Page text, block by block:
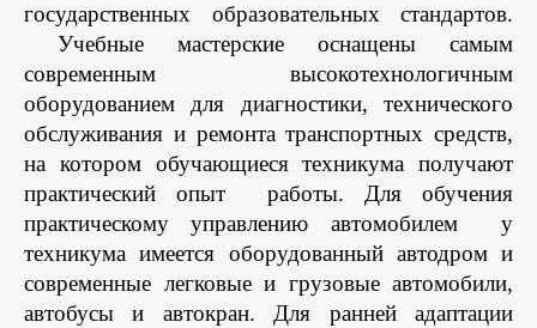
государственных образовательных стандартов.
Учебные мастерские оснащены самым
современным высокотехнологичным
оборудованием для диагностики, технического
обслуживания и ремонта транспортных средств,
на котором обучающиеся техникума получают
практический опыт работы. Для обучения
практическому управлению автомобилем
у
техникума имеется оборудованный автодром и
современные легковые и грузовые автомобили,
автобусы и автокран. Для ранней адаптации